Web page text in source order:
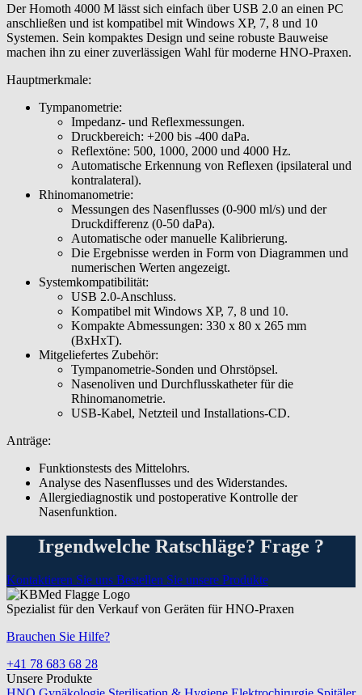
Der Homoth 4000 M lässt sich einfach über USB 2.0 an einen PC
anschließen und ist kompatibel mit Windows XP, 7, 8 und 10
Systemen. Sein kompaktes Design und seine robuste Bauweise
machen ihn zu einer zuverlässigen Wahl für moderne HNO-Praxen.
Hauptmerkmale:
Tympanometrie:
Impedanz- und Reflexmessungen.
Druckbereich: +200 bis -400 daPa.
Reflextöne: 500, 1000, 2000 und 4000 Hz.
Automatische Erkennung von Reflexen (ipsilateral und
kontralateral).
Rhinomanometrie:
Messungen des Nasenflusses (0-900 ml/s) und der
Druckdifferenz (0-50 daPa).
Automatische oder manuelle Kalibrierung.
Die Ergebnisse werden in Form von Diagrammen und
numerischen Werten angezeigt.
Systemkompatibilität:
USB 2.0-Anschluss.
Kompatibel mit Windows XP, 7, 8 und 10.
Kompakte Abmessungen: 330 x 80 x 265 mm
(BxHxT).
Mitgeliefertes Zubehör:
Tympanometrie-Sonden und Ohrstöpsel.
Nasenoliven und Durchflusskatheter für die
Rhinomanometrie.
USB-Kabel, Netzteil und Installations-CD.
Anträge:
Funktionstests des Mittelohrs.
Analyse des Nasenflusses und des Widerstandes.
Allergiediagnostik und postoperative Kontrolle der
Nasenfunktion.
Irgendwelche Ratschläge? Frage ?
Kontaktieren Sie uns Bestellen Sie unsere Produkte
Spezialist für den Verkauf von Geräten für HNO-Praxen
Brauchen Sie Hilfe?
+41 78 683 68 28
Unsere Produkte